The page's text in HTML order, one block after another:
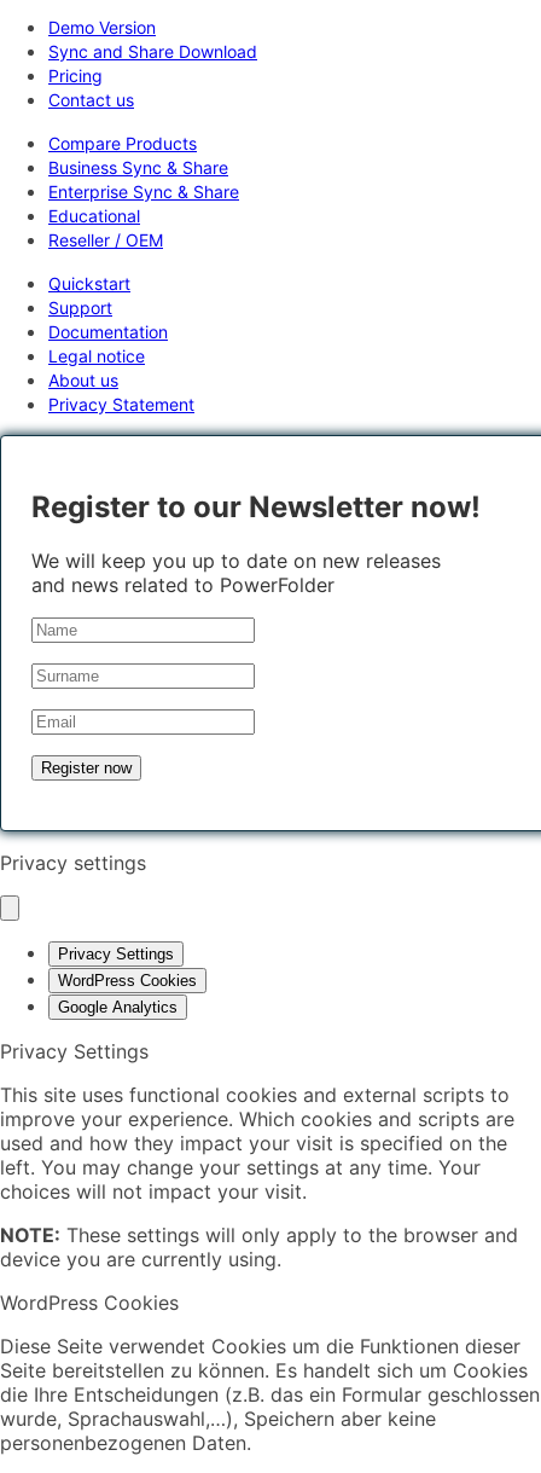
Demo Version
Sync and Share Download
Pricing
Contact us
Compare Products
Business Sync & Share
Enterprise Sync & Share
Educational
Reseller / OEM
Quickstart
Support
Documentation
Legal notice
About us
Privacy Statement
Register to our Newsletter now!
We will keep you up to date on new releases
and news related to PowerFolder
Privacy settings
Privacy Settings
WordPress Cookies
Google Analytics
Privacy Settings
This site uses functional cookies and external scripts to
improve your experience. Which cookies and scripts are
used and how they impact your visit is specified on the
left. You may change your settings at any time. Your
choices will not impact your visit.
NOTE: These settings will only apply to the browser and
device you are currently using.
WordPress Cookies
Diese Seite verwendet Cookies um die Funktionen dieser
Seite bereitstellen zu können. Es handelt sich um Cookies
die Ihre Entscheidungen (z.B. das ein Formular geschlossen
wurde, Sprachauswahl,…), Speichern aber keine
personenbezogenen Daten.